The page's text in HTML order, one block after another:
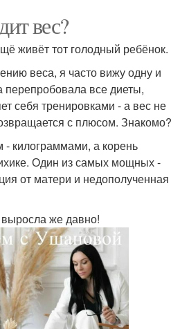
вес?
живёт тот голодный ребёнок.
веса, я часто вижу одну и
все диеты,
себя тренировками - а вес не
с плюсом. Знакомо?
килограммами, а корень
Один из самых мощных -
от матери и недополученная
же давно!